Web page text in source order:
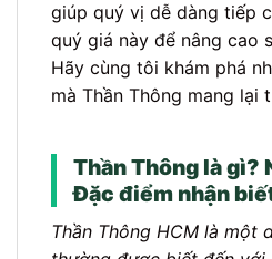
giúp quý vị dễ dàng tiếp
quý giá này để nâng cao
Hãy cùng tôi khám phá
mà Thần Thông mang lại
Thần Thông là gì?
Đặc điểm nhận
Thần Thông HCM là một